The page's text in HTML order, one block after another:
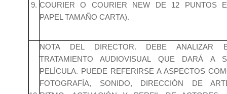
9. COURIER O COURIER NEW DE 12 PUNTOS
PAPEL TAMAÑO CARTA).
NOTA DEL DIRECTOR. DEBE ANALIZAR
TRATAMIENTO AUDIOVISUAL QUE DARÁ A
PELÍCULA. PUEDE REFERIRSE A ASPECTOS
FOTOGRAFÍA, SONIDO, DIRECCIÓN DE